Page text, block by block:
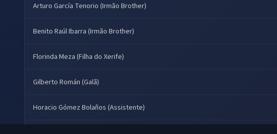
Arturo García Tenorio (Irmão Brother)
Benito Raúl Ibarra (Irmão Brother)
Florinda Meza (Filha do Xerife)
Gilberto Román (Galã)
Horacio Gómez Bolaños (Assistente)